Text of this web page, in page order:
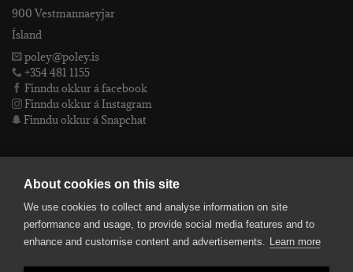
900 Vestmannaeyjar
Ísland
poley@poley.is
+354 481 1155
Finndu okkur á facebook
Finndu okkur á Instagram
Finndu okkur á Snapchat
Póley ehf
kt: 4905072480
About cookies on this site
We use cookies to collect and analyse information on site
performance and usage, to provide social media features and to
enhance and customise content and advertisements. Learn more